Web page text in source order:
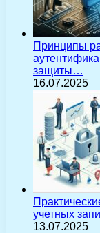
Принципы
защиты…
16.07.2025
учетных
13.07.2025